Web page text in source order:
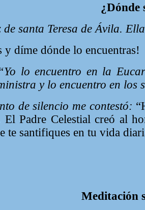
¿Dónde
de santa Teresa de Ávila.
y díme dónde lo encuentras!
lo encuentro en la
y lo encuentro en los
de silencio me contestó:
Padre Celestial creó al
te santifiques en tu vida
Meditación